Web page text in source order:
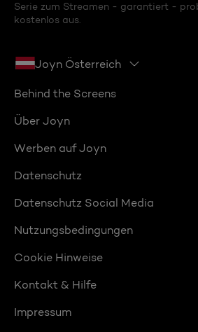
Serie zum Streamen - garantiert -
kostenlos aus.
Joyn Österreich
Behind the Screens
Über Joyn
Werben auf Joyn
Datenschutz
Datenschutz Social Media
Nutzungsbedingungen
Cookie Hinweise
Kontakt & Hilfe
Impressum